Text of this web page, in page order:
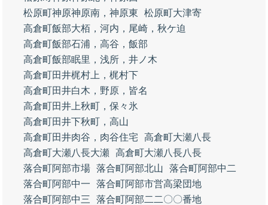
松原町神原神原南，神原東
松原町大津寄
高倉町飯部大栢，河内，尾崎，秋ケ迫
高倉町飯部石浦，高谷，飯部
高倉町飯部眠里，浅所，井ノ木
高倉町田井梶村上，梶村下
高倉町田井白木，野原，皆名
高倉町田井上秋町，保々氷
高倉町田井下秋町，高山
高倉町田井肉谷，肉谷住宅
高倉町大瀬八長
高倉町大瀬八長大瀬 高倉町大瀬八長八長
落合町阿部市場 落合町阿部北山
落合町阿部中二
落合町阿部中一
落合町阿部市営高梁団地
落合町阿部中三
落合町阿部二二〇〇番地